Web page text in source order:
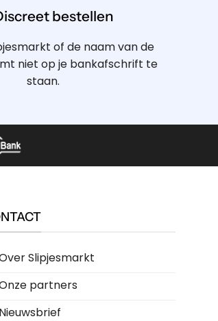
bestellen
of de naam van de
niet op je bankafschrift te
staan.
Slipjesmarkt
partners
Nieuwsbrief